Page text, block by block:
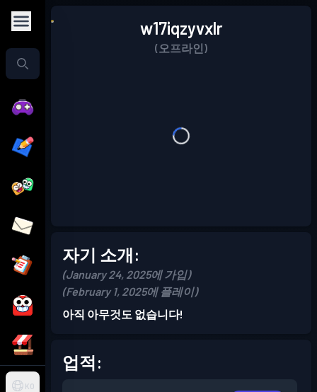
KO
w17iqzyvxlr
(오프라인)
자기 소개:
(January 24, 2025에 가입)
(February 1, 2025에 플레이)
아직 아무것도 없습니다!
업적: